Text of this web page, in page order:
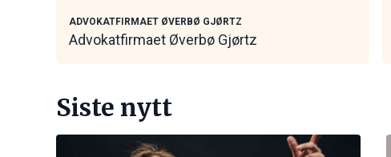
ADVOKATFIRMAET ØVERBØ GJØRTZ
Advokatfirmaet Øverbø Gjørtz
Siste nytt